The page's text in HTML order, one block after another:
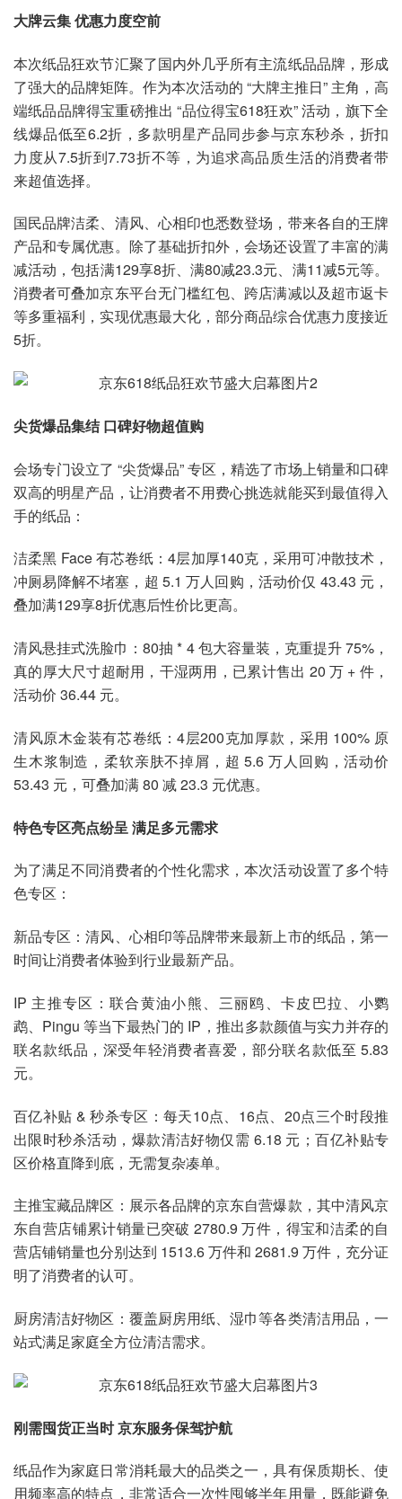
大牌云集 优惠力度空前
本次纸品狂欢节汇聚了国内外几乎所有主流纸品品牌，形成
了强大的品牌矩阵。作为本次活动的 “大牌主推日” 主角，高
端纸品品牌得宝重磅推出 “品位得宝618狂欢” 活动，旗下全
线爆品低至6.2折，多款明星产品同步参与京东秒杀，折扣
力度从7.5折到7.73折不等，为追求高品质生活的消费者带
来超值选择。
国民品牌洁柔、清风、心相印也悉数登场，带来各自的王牌
产品和专属优惠。除了基础折扣外，会场还设置了丰富的满
减活动，包括满129享8折、满80减23.3元、满11减5元等。
消费者可叠加京东平台无门槛红包、跨店满减以及超市返卡
等多重福利，实现优惠最大化，部分商品综合优惠力度接近
5折。
尖货爆品集结 口碑好物超值购
会场专门设立了 “尖货爆品” 专区，精选了市场上销量和口碑
双高的明星产品，让消费者不用费心挑选就能买到最值得入
手的纸品：
洁柔黑 Face 有芯卷纸：4层加厚140克，采用可冲散技术，
冲厕易降解不堵塞，超 5.1 万人回购，活动价仅 43.43 元，
叠加满129享8折优惠后性价比更高。
清风悬挂式洗脸巾：80抽 * 4 包大容量装，克重提升 75%，
真的厚大尺寸超耐用，干湿两用，已累计售出 20 万 + 件，
活动价 36.44 元。
清风原木金装有芯卷纸：4层200克加厚款，采用 100% 原
生木浆制造，柔软亲肤不掉屑，超 5.6 万人回购，活动价
53.43 元，可叠加满 80 减 23.3 元优惠。
特色专区亮点纷呈 满足多元需求
为了满足不同消费者的个性化需求，本次活动设置了多个特
色专区：
新品专区：清风、心相印等品牌带来最新上市的纸品，第一
时间让消费者体验到行业最新产品。
IP 主推专区：联合黄油小熊、三丽鸥、卡皮巴拉、小鹦
鹉、Pingu 等当下最热门的 IP，推出多款颜值与实力并存的
联名款纸品，深受年轻消费者喜爱，部分联名款低至 5.83
元。
百亿补贴 & 秒杀专区：每天10点、16点、20点三个时段推
出限时秒杀活动，爆款清洁好物仅需 6.18 元；百亿补贴专
区价格直降到底，无需复杂凑单。
主推宝藏品牌区：展示各品牌的京东自营爆款，其中清风京
东自营店铺累计销量已突破 2780.9 万件，得宝和洁柔的自
营店铺销量也分别达到 1513.6 万件和 2681.9 万件，充分证
明了消费者的认可。
厨房清洁好物区：覆盖厨房用纸、湿巾等各类清洁用品，一
站式满足家庭全方位清洁需求。
刚需囤货正当时 京东服务保驾护航
纸品作为家庭日常消耗最大的品类之一，具有保质期长、使
用频率高的特点，非常适合一次性囤够半年用量，既能避免